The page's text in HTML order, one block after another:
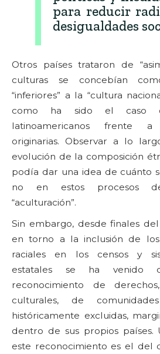
para reducir
desigualdades
Otros países trataron de
culturas se concebían
“inferiores” a la “cultura
como ha sido el caso
latinoamericanos frente a
originarias. Observar a lo
evolución de la composición
podía dar una idea de cuánto
no en estos procesos de
“aculturación”.
Sin embargo, desde finales
en torno a la inclusión de los
raciales en los censos y
estatales se ha venido
reconocimiento de
culturales, de
históricamente excluidas,
dentro de sus propios
este reconocimiento es el del